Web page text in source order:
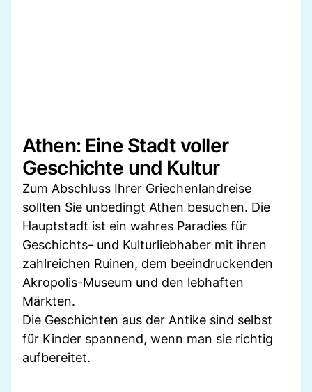
Athen: Eine Stadt voller
Geschichte und Kultur
Zum Abschluss Ihrer Griechenlandreise
sollten Sie unbedingt Athen besuchen. Die
Hauptstadt ist ein wahres Paradies für
Geschichts- und Kulturliebhaber mit ihren
zahlreichen Ruinen, dem beeindruckenden
Akropolis-Museum und den lebhaften
Märkten.
Die Geschichten aus der Antike sind selbst
für Kinder spannend, wenn man sie richtig
aufbereitet.